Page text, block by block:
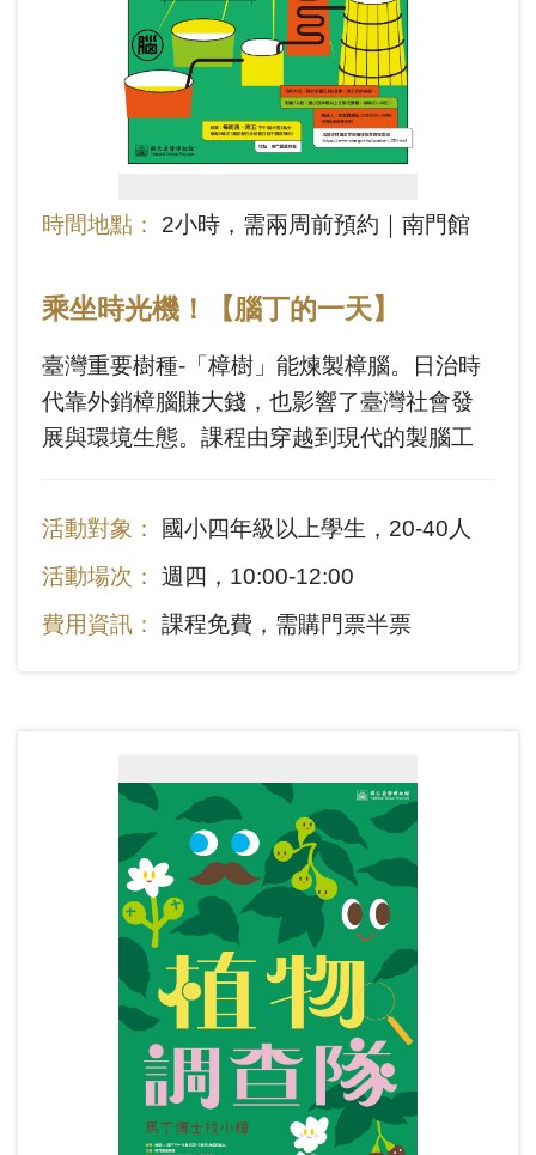
時間地點： 2小時，需兩周前預約｜南門館
乘坐時光機！【腦丁的一天】
臺灣重要樹種-「樟樹」能煉製樟腦。日治時
代靠外銷樟腦賺大錢，也影響了臺灣社會發
展與環境生態。課程由穿越到現代的製腦工
變腦的過程，以及樟腦的用途，進而討論煉
製樟腦對臺灣當時社會文化與生態的影響。
活動對象：
國小四年級以上學生，20-40人
活動場次： 週四，10:00-12:00
費用資訊： 課程免費，需購門票半票